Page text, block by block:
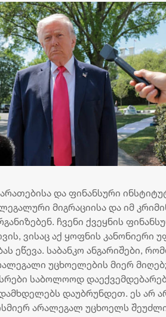
და ფინანსური
მიგრაციისა და იმ
ჩვენი ქვეყნის
ვისაც აქ ყოფნის კანონიერი
ეწევა. საბანკო ანგარიშები,
უცხოელების მიერ
საბოლოოდ
დაუბრუნდეთ. ეს არ
არალეგალ უცხოელს